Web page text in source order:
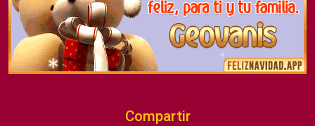
Compartir